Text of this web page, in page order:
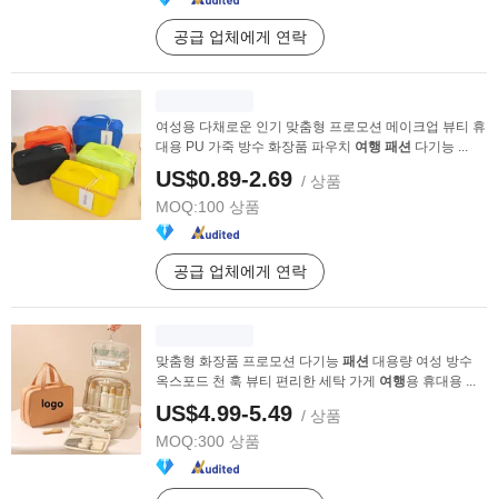
공급 업체에게 연락
여성용 다채로운 인기 맞춤형 프로모션 메이크업 뷰티 휴
대용 PU 가죽 방수 화장품 파우치 여행 패션 다기능 ...
US$0.89-2.69 / 상품
MOQ:100 상품
공급 업체에게 연락
맞춤형 화장품 프로모션 다기능 패션 대용량 여성 방수
옥스포드 천 훅 뷰티 편리한 세탁 가게 여행용 휴대용 ...
US$4.99-5.49 / 상품
MOQ:300 상품